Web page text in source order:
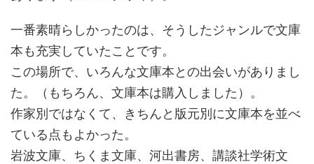
一番素晴らしかったのは、そうしたジャンルで文庫
本も充実していたことです。
この場所で、いろんな文庫本との出会いがありまし
た。（もちろん、文庫本は購入しました）。
作家別ではなくて、きちんと版元別に文庫本を並べ
ている点もよかった。
岩波文庫、ちくま文庫、河出書房、講談社学術文